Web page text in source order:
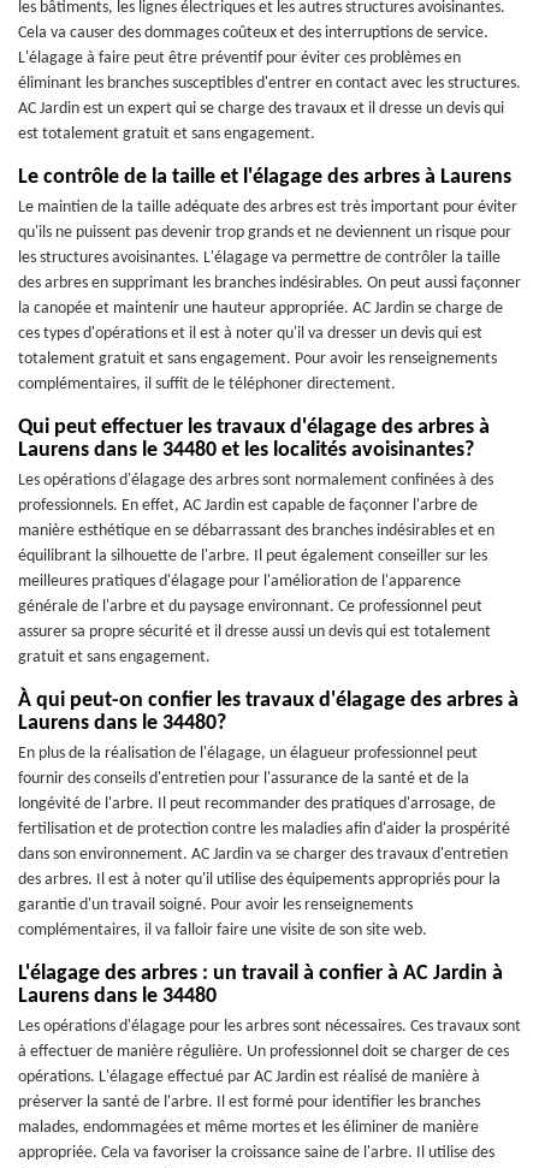
les bâtiments, les lignes électriques et les autres structures avoisinantes.
Cela va causer des dommages coûteux et des interruptions de service.
L'élagage à faire peut être préventif pour éviter ces problèmes en
éliminant les branches susceptibles d'entrer en contact avec les structures.
AC Jardin est un expert qui se charge des travaux et il dresse un devis qui
est totalement gratuit et sans engagement.
Le contrôle de la taille et l'élagage des arbres à Laurens
Le maintien de la taille adéquate des arbres est très important pour éviter
qu'ils ne puissent pas devenir trop grands et ne deviennent un risque pour
les structures avoisinantes. L'élagage va permettre de contrôler la taille
des arbres en supprimant les branches indésirables. On peut aussi façonner
la canopée et maintenir une hauteur appropriée. AC Jardin se charge de
ces types d'opérations et il est à noter qu'il va dresser un devis qui est
totalement gratuit et sans engagement. Pour avoir les renseignements
complémentaires, il suffit de le téléphoner directement.
Qui peut effectuer les travaux d'élagage des arbres à
Laurens dans le 34480 et les localités avoisinantes?
Les opérations d'élagage des arbres sont normalement confinées à des
professionnels. En effet, AC Jardin est capable de façonner l'arbre de
manière esthétique en se débarrassant des branches indésirables et en
équilibrant la silhouette de l'arbre. Il peut également conseiller sur les
meilleures pratiques d'élagage pour l'amélioration de l'apparence
générale de l'arbre et du paysage environnant. Ce professionnel peut
assurer sa propre sécurité et il dresse aussi un devis qui est totalement
gratuit et sans engagement.
À qui peut-on confier les travaux d'élagage des arbres à
Laurens dans le 34480?
En plus de la réalisation de l'élagage, un élagueur professionnel peut
fournir des conseils d'entretien pour l'assurance de la santé et de la
longévité de l'arbre. Il peut recommander des pratiques d'arrosage, de
fertilisation et de protection contre les maladies afin d'aider la prospérité
dans son environnement. AC Jardin va se charger des travaux d'entretien
des arbres. Il est à noter qu'il utilise des équipements appropriés pour la
garantie d'un travail soigné. Pour avoir les renseignements
complémentaires, il va falloir faire une visite de son site web.
L'élagage des arbres : un travail à confier à AC Jardin à
Laurens dans le 34480
Les opérations d'élagage pour les arbres sont nécessaires. Ces travaux sont
à effectuer de manière régulière. Un professionnel doit se charger de ces
opérations. L'élagage effectué par AC Jardin est réalisé de manière à
préserver la santé de l'arbre. Il est formé pour identifier les branches
malades, endommagées et même mortes et les éliminer de manière
appropriée. Cela va favoriser la croissance saine de l'arbre. Il utilise des